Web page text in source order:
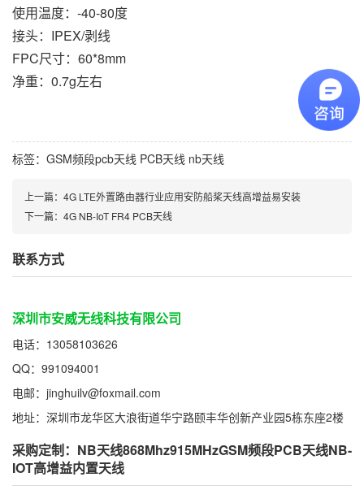
使用温度：-40-80度
接头：IPEX/剥线
FPC尺寸：60*8mm
净重：0.7g左右
标签： GSM频段pcb天线 PCB天线 nb天线
上一篇： 4G LTE外置路由器行业应用安防船桨天线高增益易安装
下一篇： 4G NB-IoT FR4 PCB天线
联系方式
深圳市安威无线科技有限公司
电话：13058103626
QQ：991094001
电邮：jinghuilv@foxmail.com
地址：深圳市龙华区大浪街道华宁路颐丰华创新产业园5栋东座2楼
采购定制：NB天线868Mhz915MHzGSM频段PCB天线NB-
IOT高增益内置天线